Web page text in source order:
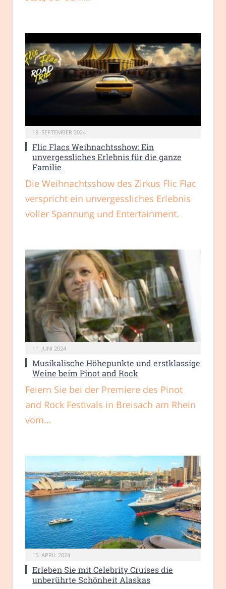
18. SEPTEMBER 2024
Flic Flacs Weihnachtsshow: Ein
unvergessliches Erlebnis für die ganze
Familie
Die Weihnachtsshow des Zirkus Flic Flac
verspricht ein unvergessliches Erlebnis
voller Spannung und Entertainment.
11. JUNI 2024
Musikalische Höhepunkte und erstklassige
Weine beim Pinot and Rock
Feiern Sie bei der Premiere des Pinot
and Rock Festivals in Breisach am Rhein
vom…
15. APRIL 2024
Erleben Sie mit Celebrity Cruises die
unberührte Schönheit Alaskas